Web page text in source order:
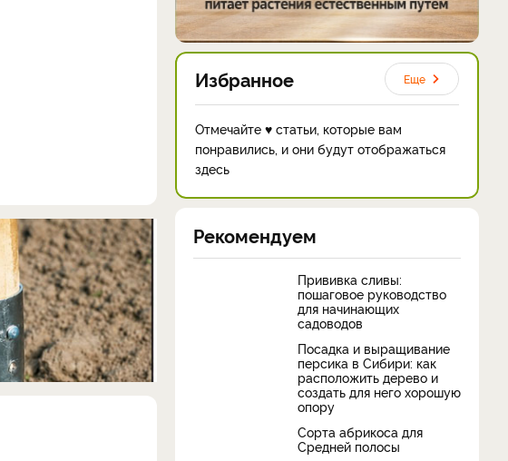
Избранное Еще
Отмечайте ♥ статьи, которые вам
понравились, и они будут отображаться
здесь
Рекомендуем
Прививка сливы:
пошаговое руководство
для начинающих
садоводов
Посадка и выращивание
персика в Сибири: как
расположить дерево и
создать для него хорошую
опору
​Сорта абрикоса для
Средней полосы